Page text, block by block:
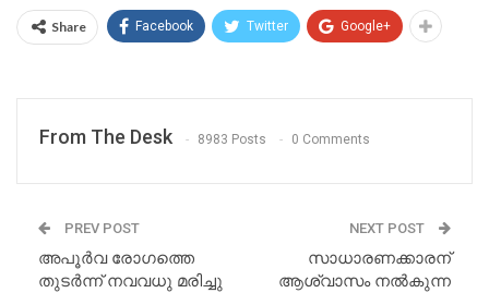
Share Facebook Twitter Google+
From The Desk 8983 Posts 0 Comments
PREV POST
അപൂർവ രോഗത്തെ
തുടർന്ന് നവവധു മരിച്ചു
NEXT POST
സാധാരണക്കാരന്
ആശ്വാസം നൽകുന്ന